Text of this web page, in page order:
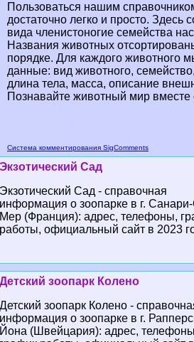
Пользоваться нашим
достаточно легко и просто.
вида члeнистоногие семейства
Названия животных
порядке. Для каждого животного
данные: вид животного,
длина тела, масса, описание
Познавайте животный мир вместе
Система комментирования SigComments
Экзотический Сад
Экзотический Сад - справочная
информация о зоопарке в г.
Мер (Франция): адрес, телефоны,
работы, официальный сайт в 2023
Детский зоопарк Колено
Детский зоопарк Колено -
информация о зоопарке в г.
Йона (Швейцария): адрес,